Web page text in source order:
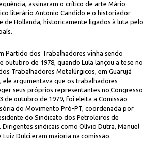
assinaram o crítico de arte Mário
literário Antonio Candido e o historiador
de Hollanda, historicamente ligados à luta pelo
Partido dos Trabalhadores vinha sendo
outubro de 1978, quando Lula lançou a tese no
Trabalhadores Metalúrgicos, em Guarujá
ele argumentava que os trabalhadores
seus próprios representantes no Congresso
de outubro de 1979, foi eleita a Comissão
do Movimento Pró-PT, coordenada por
do Sindicato dos Petroleiros de
Dirigentes sindicais como Olívio Dutra, Manuel
Luiz Dulci eram maioria na comissão.